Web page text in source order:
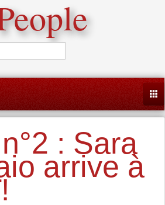
: Sara
arrive à